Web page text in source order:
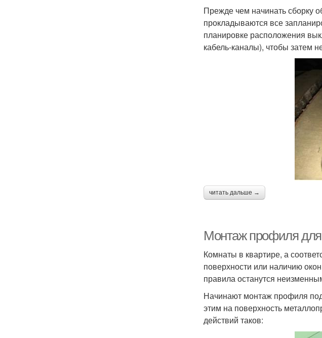
Прежде чем начинать сборку
прокладываются все
планировке расположения
кабель-каналы), чтобы затем
читать дальше →
Монтаж профиля для
Комнаты в квартире, а
поверхности или наличию
правила останутся
Начинают монтаж профиля
этим на поверхность
действий таков: